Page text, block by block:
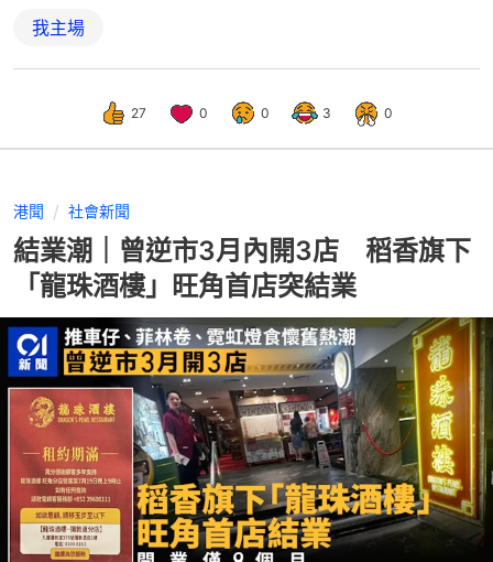
我主場
27 0 0 3 0
港聞 社會新聞
結業潮｜曾逆市3月內開3店 稻香旗下
「龍珠酒樓」旺角首店突結業